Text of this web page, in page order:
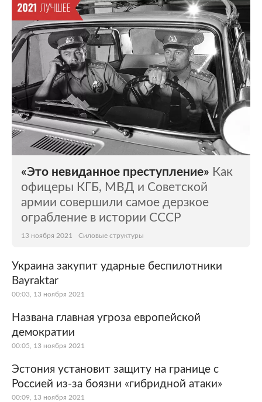
«Это невиданное преступление» Как
офицеры КГБ, МВД и Советской
армии совершили самое дерзкое
ограбление в истории СССР
13 ноября 2021 Силовые структуры
Украина закупит ударные беспилотники
Bayraktar
00:03, 13 ноября 2021
Названа главная угроза европейской
демократии
00:05, 13 ноября 2021
Эстония установит защиту на границе с
Россией из-за боязни «гибридной атаки»
00:09, 13 ноября 2021